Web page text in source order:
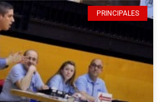
PRINCIPALES